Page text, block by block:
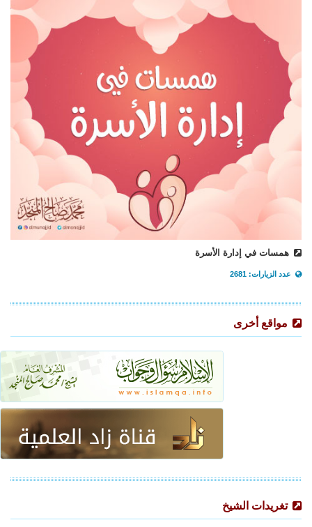
همسات في إدارة الأسرة
عدد الزيارات: 2681
مواقع أخرى
تغريدات الشيخ